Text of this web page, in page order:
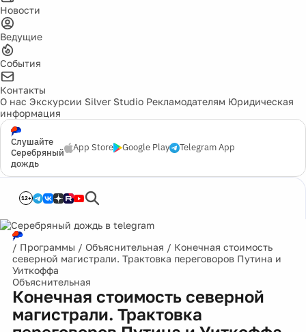
Новости
Ведущие
События
Контакты
О нас Экскурсии Silver Studio Рекламодателям Юридическая
информация
Слушайте
Серебряный
дождь
App Store Google Play Telegram App
12+
/ Программы / Объяснительная / Конечная стоимость
северной магистрали. Трактовка переговоров Путина и
Уиткоффа
Объяснительная
Конечная стоимость северной
магистрали. Трактовка